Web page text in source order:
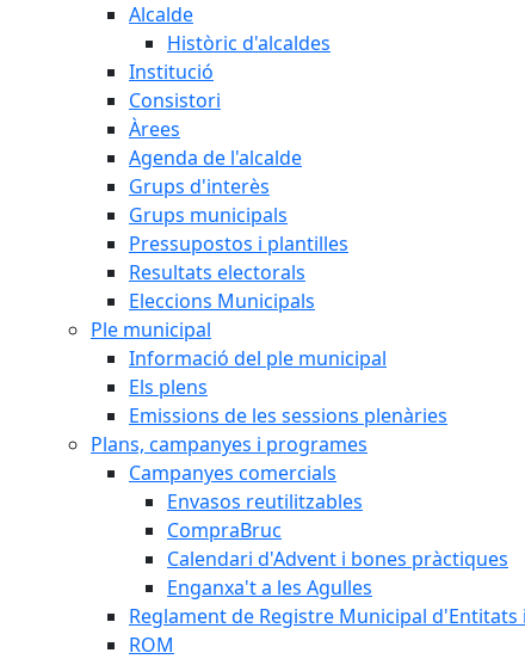
Alcalde
Històric d'alcaldes
Institució
Consistori
Àrees
Agenda de l'alcalde
Grups d'interès
Grups municipals
Pressupostos i plantilles
Resultats electorals
Eleccions Municipals
Ple municipal
Informació del ple municipal
Els plens
Emissions de les sessions plenàries
Plans, campanyes i programes
Campanyes comercials
Envasos reutilitzables
CompraBruc
Calendari d'Advent i bones pràctiques
Enganxa't a les Agulles
Reglament de Registre Municipal d'Entitats
ROM